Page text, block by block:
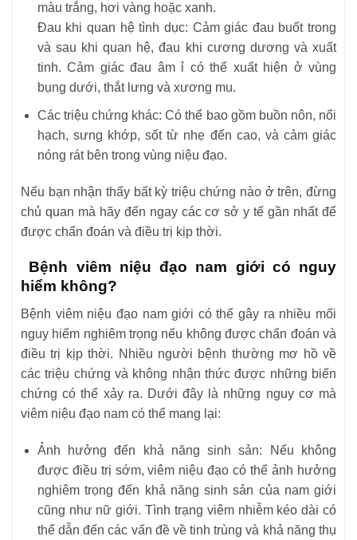
màu trắng, hơi vàng hoặc xanh.
Đau khi quan hệ tình dục: Cảm giác đau buốt trong
và sau khi quan hệ, đau khi cương dương và xuất
tinh. Cảm giác đau âm ỉ có thể xuất hiện ở vùng
bụng dưới, thắt lưng và xương mu.
Các triệu chứng khác: Có thể bao gồm buồn nôn, nổi
hạch, sưng khớp, sốt từ nhẹ đến cao, và cảm giác
nóng rát bên trong vùng niệu đạo.
Nếu bạn nhận thấy bất kỳ triệu chứng nào ở trên, đừng
chủ quan mà hãy đến ngay các cơ sở y tế gần nhất để
được chẩn đoán và điều trị kịp thời.
Bệnh viêm niệu đạo nam giới có nguy
hiểm không?
Bệnh viêm niệu đạo nam giới có thể gây ra nhiều mối
nguy hiểm nghiêm trọng nếu không được chẩn đoán và
điều trị kịp thời. Nhiều người bệnh thường mơ hồ về
các triệu chứng và không nhận thức được những biến
chứng có thể xảy ra. Dưới đây là những nguy cơ mà
viêm niệu đạo nam có thể mang lại:
Ảnh hưởng đến khả năng sinh sản: Nếu không
được điều trị sớm, viêm niệu đạo có thể ảnh hưởng
nghiêm trọng đến khả năng sinh sản của nam giới
cũng như nữ giới. Tình trạng viêm nhiễm kéo dài có
thể dẫn đến các vấn đề về tinh trùng và khả năng thụ